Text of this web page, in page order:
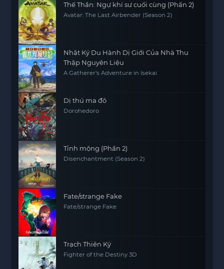
Thế Thần: Ngự khí sư cuối cùng (Phần 2)
Avatar: The Last Airbender (Season 2)
Nhật Ký Du Hành Dị Giới Của Nhà Thu
Thập Nguyên Liệu
A Gatherer's Adventure in Isekai
Dị thú ma đô
Dorohedoro
Tỉnh mộng (Phần 2)
Disenchantment (Season 2)
Fate/strange Fake
Fate/strange Fake
Trạch Thiên Ký
Fighter of the Destiny 3D